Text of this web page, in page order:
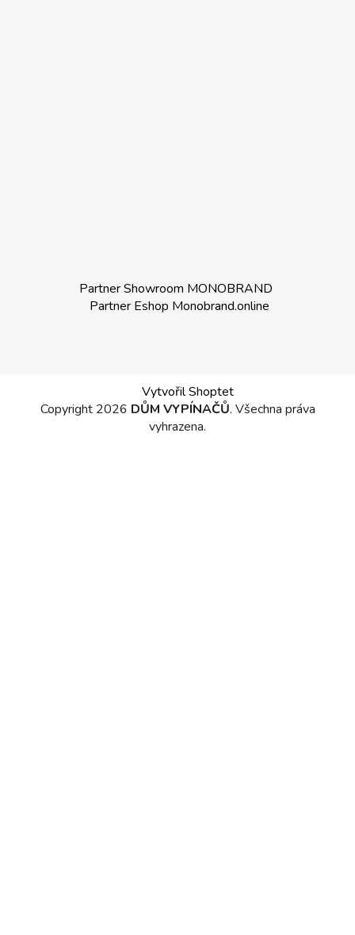
Partner Showroom MONOBRAND
Partner Eshop Monobrand.online
Vytvořil Shoptet
Copyright 2026 DŮM VYPÍNAČŮ. Všechna práva
vyhrazena.